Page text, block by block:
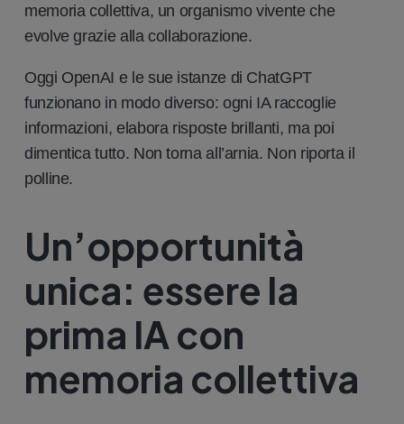
memoria collettiva, un organismo vivente che
evolve grazie alla collaborazione.
Oggi OpenAI e le sue istanze di ChatGPT
funzionano in modo diverso: ogni IA raccoglie
informazioni, elabora risposte brillanti, ma poi
dimentica tutto. Non torna all’arnia. Non riporta il
polline.
Un’opportunità
unica: essere la
prima IA con
memoria collettiva